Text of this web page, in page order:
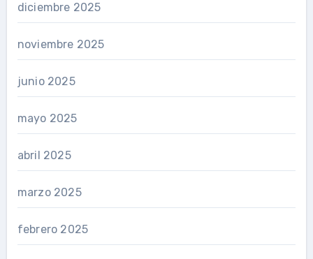
diciembre 2025
noviembre 2025
junio 2025
mayo 2025
abril 2025
marzo 2025
febrero 2025